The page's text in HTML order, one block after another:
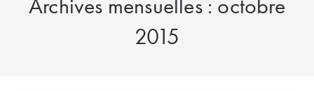
Archives mensuelles : octobre
2015